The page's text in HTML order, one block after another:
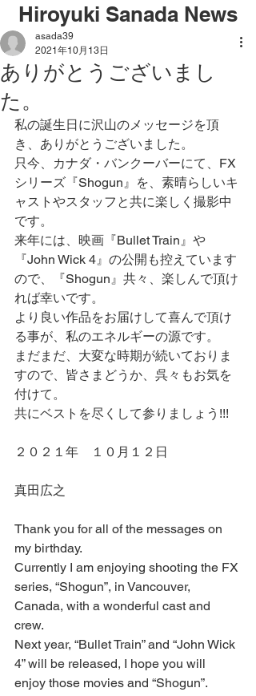
Hiroyuki Sanada News
ありがとうございまし
た。
asada39
2021年10月13日
私の誕生日に沢山のメッセージを頂
き、ありがとうございました。
只今、カナダ・バンクーバーにて、FX
シリーズ『Shogun』を、素晴らしいキ
ャストやスタッフと共に楽しく撮影中
です。
来年には、映画『Bullet Train』や
『John Wick 4』の公開も控えています
ので、『Shogun』共々、楽しんで頂け
れば幸いです。
より良い作品をお届けして喜んで頂け
る事が、私のエネルギーの源です。
まだまだ、大変な時期が続いておりま
すので、皆さまどうか、呉々もお気を
付けて。
共にベストを尽くして参りましょう!!!
２０２１年　１０月１２日
真田広之
Thank you for all of the messages on
my birthday.
Currently I am enjoying shooting the FX
series, “Shogun”, in Vancouver,
Canada, with a wonderful cast and
crew.
Next year, “Bullet Train” and “John Wick
4” will be released, I hope you will
enjoy those movies and “Shogun”.